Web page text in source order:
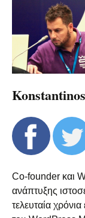
Co-founder και
ανάπτυξης
τελευταία